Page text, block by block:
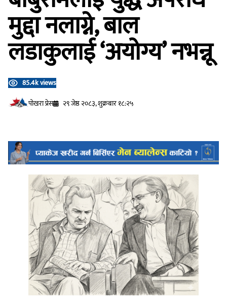
मुद्दा नलाग्ने, बाल
लडाकुलाई ‘अयोग्य’ नभन्नू
85.4k views
प‍ोखरा प्रेस
२९ जेष्ठ २०८३, शुक्रबार १८:२५